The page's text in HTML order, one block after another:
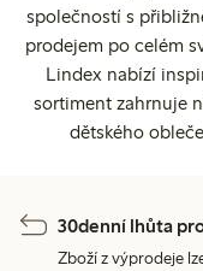
společností s
prodejem po celém
Lindex nabízí
sortiment zahrnuje
dětského
30denní lhůta
Zboží z výprodeje